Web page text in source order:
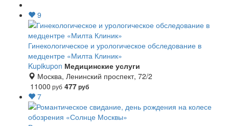
9
Гинекологическое и урологическое обследование в
медцентре «Милта Клиник»
Kupikupon Медицинские услуги
Москва, Ленинский проспект, 72/2
11000 руб 477руб
7